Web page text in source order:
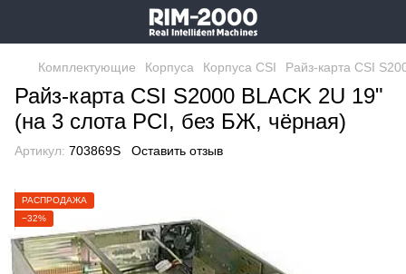
Комплектующие Корпуса Корпуса CSI Райз-карта CSI
Райз-карта CSI S2000 BLACK 2U 19"
(на 3 слота PCI, без БЖ, чёрная)
Артикул: 703869S Оставить отзыв
РАСПРОДАЖА
−32%